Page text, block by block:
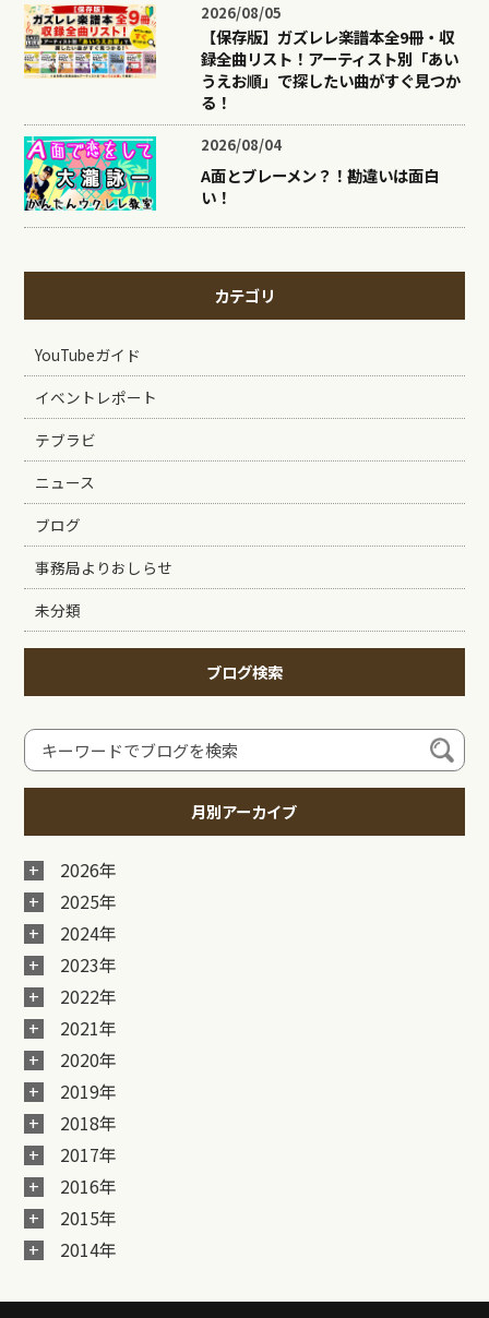
2026/08/05
【保存版】ガズレレ楽譜本全9冊・収
録全曲リスト！アーティスト別「あい
うえお順」で探したい曲がすぐ見つか
る！
2026/08/04
A面とブレーメン？！勘違いは面白
い！
カテゴリ
YouTubeガイド
イベントレポート
テブラビ
ニュース
ブログ
事務局よりおしらせ
未分類
ブログ検索
月別アーカイブ
2026年
2025年
2024年
2023年
2022年
2021年
2020年
2019年
2018年
2017年
2016年
2015年
2014年